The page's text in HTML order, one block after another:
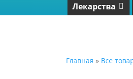
Лекарства
Главная » Все